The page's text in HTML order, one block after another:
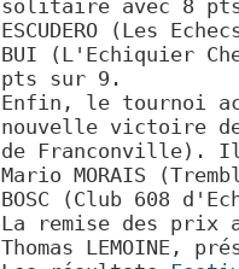
solitaire avec 8
ESCUDERO (Les
BUI (L'Echiquier
pts sur 9.
Enfin, le tournoi
nouvelle victoire de
de Franconville). Il
Mario MORAIS
BOSC (Club 608
La remise des prix
Thomas LEMOINE,